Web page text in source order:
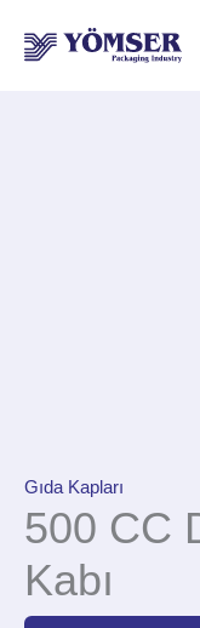
atla
Gıda Kapları
500 CC
Kabı